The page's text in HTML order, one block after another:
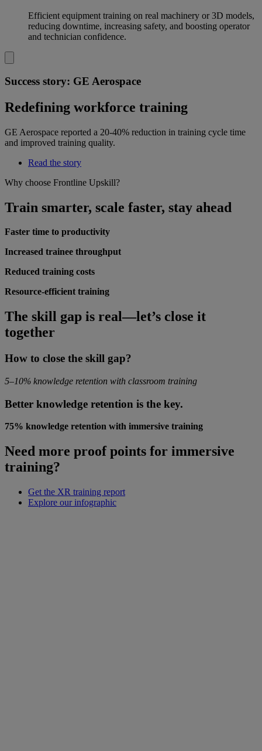
Efficient equipment training on real machinery or 3D models,
reducing downtime, increasing safety, and boosting operator
and technician confidence.
Success story: GE Aerospace
Redefining workforce training
GE Aerospace reported a 20-40% reduction in training cycle time
and improved training quality.
Read the story
Why choose Frontline Upskill?
Train smarter, scale faster, stay ahead
Faster time to productivity
Increased trainee throughput
Reduced training costs
Resource-efficient training
The skill gap is real—let’s close it
together
How to close the skill gap?
5–10% knowledge retention with classroom training
Better knowledge retention is the key.
75% knowledge retention with immersive training
Need more proof points for immersive
training?
Get the XR training report
Explore our infographic